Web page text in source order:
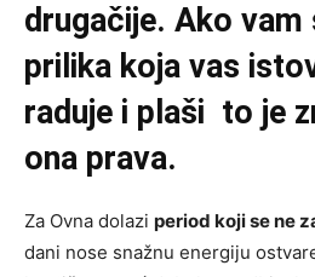
drugačije. Ako vam
prilika koja vas
raduje i plaši to je
ona prava.
Za Ovna dolazi period koji se ne
dani nose snažnu energiju